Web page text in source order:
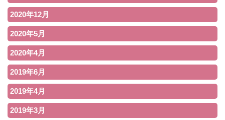
2020年12月
2020年5月
2020年4月
2019年6月
2019年4月
2019年3月